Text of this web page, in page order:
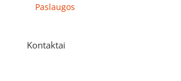
Paslaugos
Kontaktai